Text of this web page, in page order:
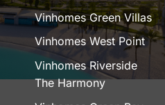
Vinhomes Green Villas
Vinhomes West Point
Vinhomes Riverside
The Harmony